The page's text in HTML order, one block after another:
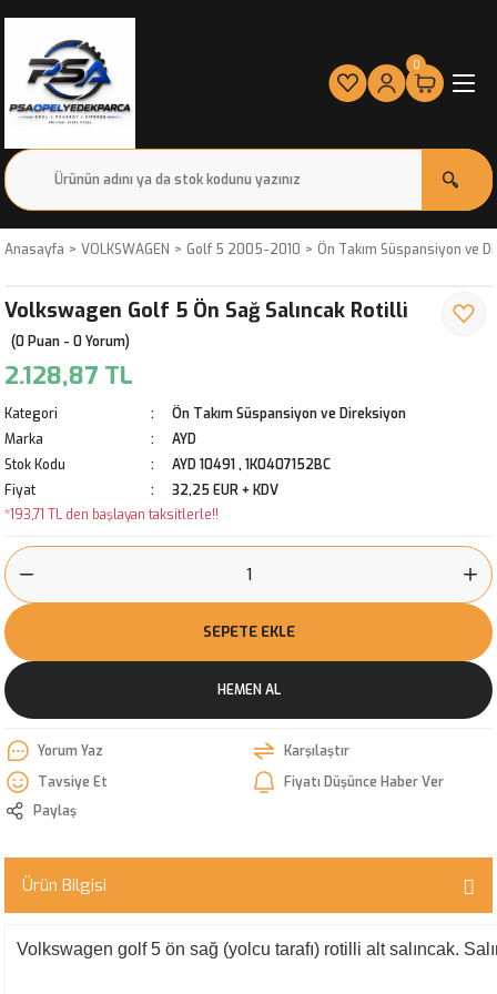
0
Anasayfa VOLKSWAGEN Golf 5 2005-2010 Ön Takım Süspansiyon ve
Volkswagen Golf 5 Ön Sağ Salıncak Rotilli
(0 Puan - 0 Yorum)
2.128,87 TL
Kategori
Ön Takım Süspansiyon ve Direksiyon
Marka
AYD
Stok Kodu
AYD 10491 , 1K0407152BC
Fiyat
32,25 EUR + KDV
*193,71 TL den başlayan taksitlerle!!
SEPETE EKLE
HEMEN AL
Yorum Yaz
Karşılaştır
Tavsiye Et
Fiyatı Düşünce Haber Ver
Paylaş
Ürün Bilgisi
Volkswagen golf 5 ön sağ (yolcu tarafı) rotilli alt salıncak.